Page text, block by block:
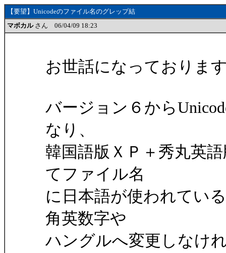
【要望】Unicodeのファイル名のグレップ結
マボカルさん 06/04/09 18:23
お世話になっておりま
バージョン６から
なり、
韓国語版ＸＰ＋秀丸英
てファイル名
に日本語が使われてい
角英数字や
ハングルへ変更しなけ